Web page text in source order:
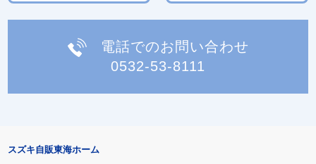
電話でのお問い合わせ
0532-53-8111
スズキ自販東海ホーム